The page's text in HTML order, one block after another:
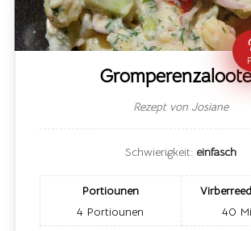
Rezept von Josiane
Schwierigkeit: einfasch
Portiounen
4 Portiounen
40